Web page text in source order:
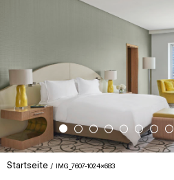
Startseite IMG_7607-1024×683